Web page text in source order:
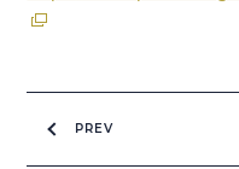
PREV